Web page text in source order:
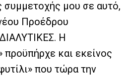
συμμετοχής μου σε αυτό,
Προέδρου
Η
προϋπήρχε και εκείνος
που τώρα την